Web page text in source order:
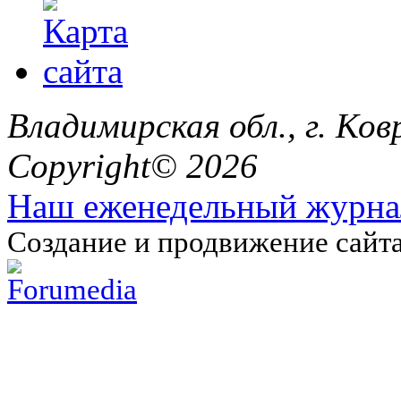
Владимирская обл., г.
Copyright© 2026
Наш еженедельный
Создание и продвижение